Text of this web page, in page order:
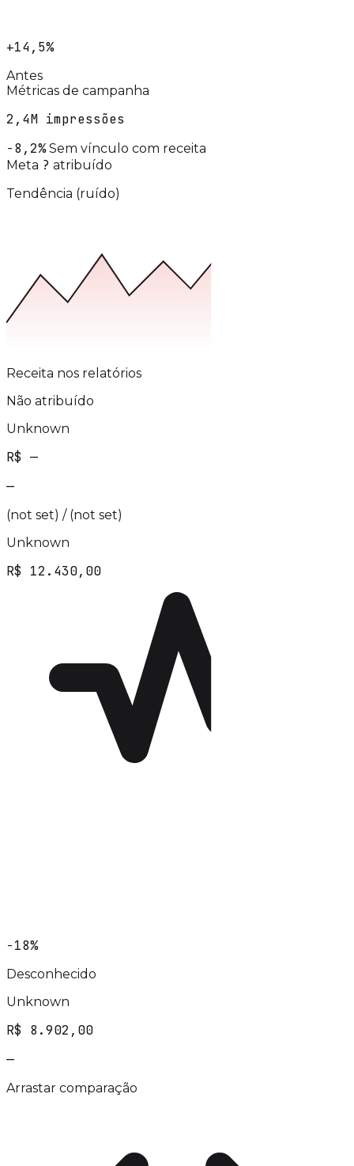
+14,5%
Antes
Métricas de campanha
2,4M impressões
−8,2% Sem vínculo com receita
Meta ? atribuído
Tendência (ruído)
Receita nos relatórios
Não atribuído
Unknown
R$ —
—
(not set) / (not set)
Unknown
R$ 12.430,00
−18%
Desconhecido
Unknown
R$ 8.902,00
—
Arrastar comparação